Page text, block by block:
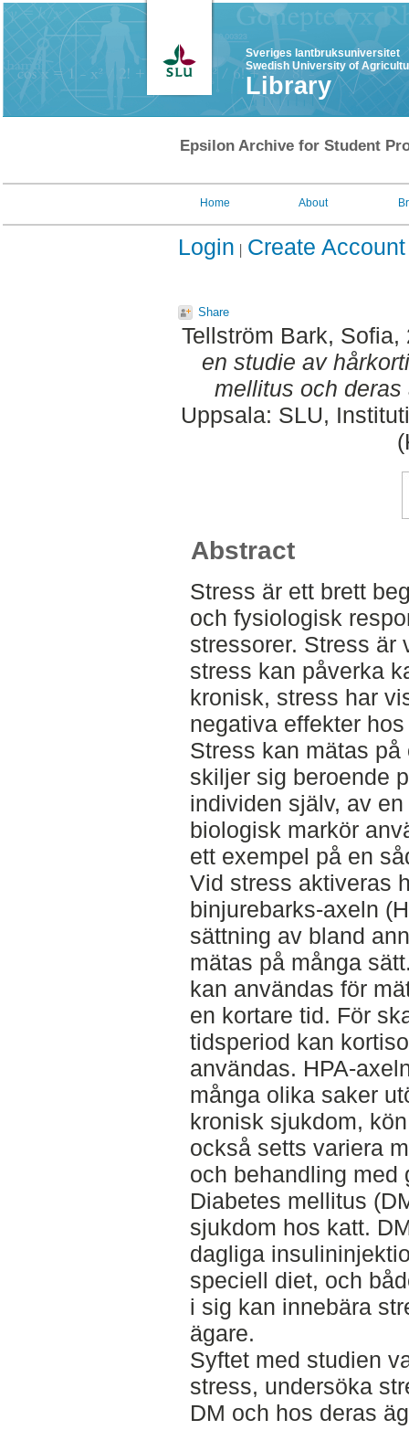
Sveriges lantbruksuniversitet
Swedish University of
Library
Epsilon Archive for Student
Home About
Login Create Account
Share
Tellström Bark, Sofia,
en studie av
mellitus och deras
Uppsala: SLU,
Abstract
Stress är ett brett
och fysiologisk
stressorer. Stress är
stress kan påverka
kronisk, stress har
negativa effekter
Stress kan mätas
skiljer sig beroende
individen själv, av
biologisk markör
ett exempel på en
Vid stress aktiveras
binjurebarks-axeln
sättning av bland
mätas på många
kan användas för
en kortare tid. För
tidsperiod kan
användas. HPA-
många olika saker
kronisk sjukdom,
också setts variera
och behandling med
Diabetes mellitus
sjukdom hos katt.
dagliga
speciell diet, och
i sig kan innebära
ägare.
Syftet med studien
stress, undersöka
DM och hos deras